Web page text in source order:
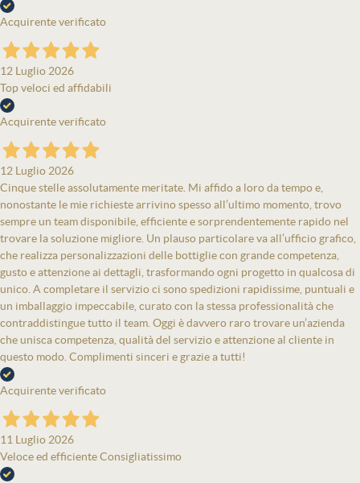
Acquirente verificato
12 Luglio 2026
Top veloci ed affidabili
Acquirente verificato
12 Luglio 2026
Cinque stelle assolutamente meritate. Mi affido a loro da tempo e,
nonostante le mie richieste arrivino spesso all’ultimo momento, trovo
sempre un team disponibile, efficiente e sorprendentemente rapido nel
trovare la soluzione migliore. Un plauso particolare va all’ufficio grafico,
che realizza personalizzazioni delle bottiglie con grande competenza,
gusto e attenzione ai dettagli, trasformando ogni progetto in qualcosa di
unico. A completare il servizio ci sono spedizioni rapidissime, puntuali e
un imballaggio impeccabile, curato con la stessa professionalità che
contraddistingue tutto il team. Oggi è davvero raro trovare un’azienda
che unisca competenza, qualità del servizio e attenzione al cliente in
questo modo. Complimenti sinceri e grazie a tutti!
Acquirente verificato
11 Luglio 2026
Veloce ed efficiente Consigliatissimo